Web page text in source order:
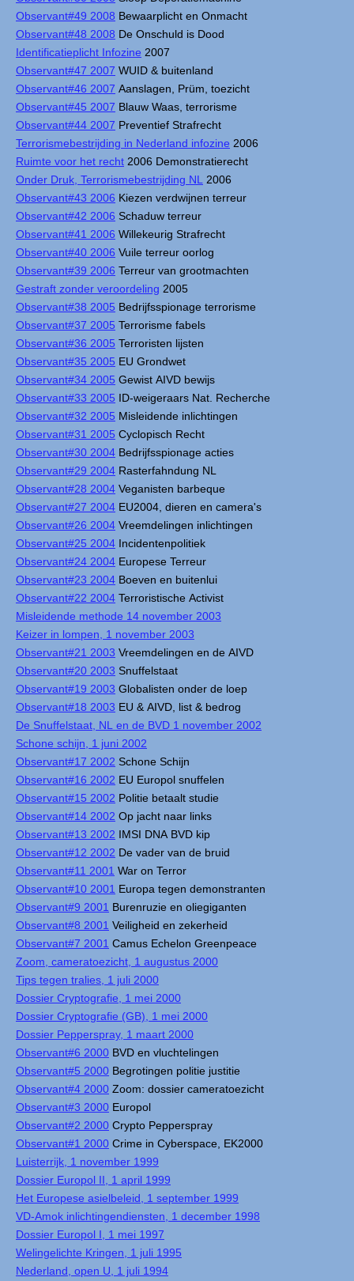
Observant#49 2008 Bewaarplicht en Onmacht
Observant#48 2008 De Onschuld is Dood
Identificatieplicht Infozine 2007
Observant#47 2007 WUID & buitenland
Observant#46 2007 Aanslagen, Prüm, toezicht
Observant#45 2007 Blauw Waas, terrorisme
Observant#44 2007 Preventief Strafrecht
Terrorismebestrijding in Nederland infozine 2006
Ruimte voor het recht 2006 Demonstratierecht
Onder Druk, Terrorismebestrijding NL
2006
Observant#43 2006 Kiezen verdwijnen terreur
Observant#42 2006 Schaduw terreur
Observant#41 2006 Willekeurig Strafrecht
Observant#40 2006 Vuile terreur oorlog
Observant#39 2006 Terreur van grootmachten
Gestraft zonder veroordeling 2005
Observant#38 2005 Bedrijfsspionage terrorisme
Observant#37 2005 Terrorisme fabels
Observant#36 2005 Terroristen lijsten
Observant#35 2005 EU Grondwet
Observant#34 2005 Gewist AIVD bewijs
Observant#33 2005 ID-weigeraars Nat. Recherche
Observant#32 2005 Misleidende inlichtingen
Observant#31 2005 Cyclopisch Recht
Observant#30 2004 Bedrijfsspionage acties
Observant#29 2004 Rasterfahndung NL
Observant#28 2004 Veganisten barbeque
Observant#27 2004 EU2004, dieren en camera's
Observant#26 2004 Vreemdelingen inlichtingen
Observant#25 2004 Incidentenpolitiek
Observant#24 2004 Europese Terreur
Observant#23 2004 Boeven en buitenlui
Observant#22 2004 Terroristische Activist
Misleidende methode 14 november 2003
Keizer in lompen, 1 november 2003
Observant#21 2003 Vreemdelingen en de AIVD
Observant#20 2003 Snuffelstaat
Observant#19 2003 Globalisten onder de loep
Observant#18 2003 EU & AIVD, list & bedrog
De Snuffelstaat, NL en de BVD 1 november 2002
Schone schijn, 1 juni 2002
Observant#17 2002 Schone Schijn
Observant#16 2002 EU Europol snuffelen
Observant#15 2002 Politie betaalt studie
Observant#14 2002 Op jacht naar links
Observant#13 2002 IMSI DNA BVD kip
Observant#12 2002 De vader van de bruid
Observant#11 2001 War on Terror
Observant#10 2001 Europa tegen demonstranten
Observant#9 2001 Burenruzie en oliegiganten
Observant#8 2001 Veiligheid en zekerheid
Observant#7 2001 Camus Echelon Greenpeace
Zoom, cameratoezicht, 1 augustus 2000
Tips tegen tralies, 1 juli 2000
Dossier Cryptografie, 1 mei 2000
Dossier Cryptografie (GB), 1 mei 2000
Dossier Pepperspray, 1 maart 2000
Observant#6 2000 BVD en vluchtelingen
Observant#5 2000 Begrotingen politie justitie
Observant#4 2000 Zoom: dossier cameratoezicht
Observant#3 2000 Europol
Observant#2 2000 Crypto Pepperspray
Observant#1 2000 Crime in Cyberspace, EK2000
Luisterrijk, 1 november 1999
Dossier Europol II, 1 april 1999
Het Europese asielbeleid, 1 september 1999
VD-Amok inlichtingendiensten, 1 december 1998
Dossier Europol I, 1 mei 1997
Welingelichte Kringen, 1 juli 1995
Nederland, open U, 1 juli 1994